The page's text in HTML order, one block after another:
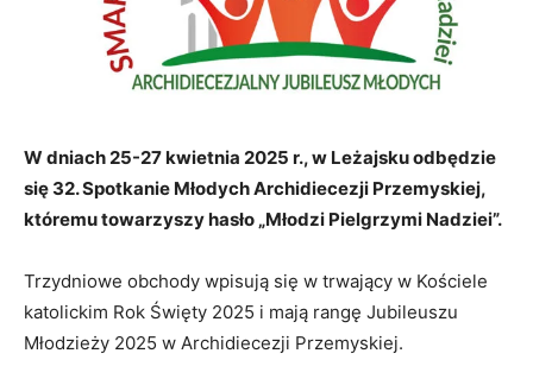
W dniach 25-27 kwietnia 2025 r., w Leżajsku odbędzie
się 32. Spotkanie Młodych Archidiecezji Przemyskiej,
któremu towarzyszy hasło „Młodzi Pielgrzymi Nadziei”.
Trzydniowe obchody wpisują się w trwający w Kościele
katolickim Rok Święty 2025 i mają rangę Jubileuszu
Młodzieży 2025 w Archidiecezji Przemyskiej.